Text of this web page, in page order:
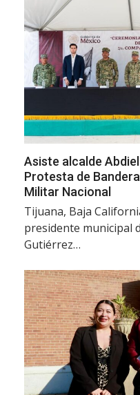
Asiste alcalde
Protesta de
Militar Nacional
Tijuana, Baja
presidente municipal
Gutiérrez…